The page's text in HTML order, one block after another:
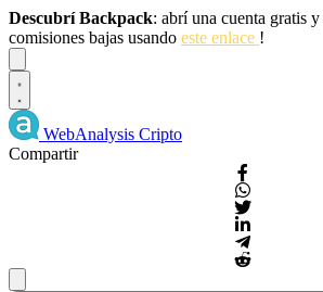
Descubrí Backpack: abrí una cuenta gratis
comisiones bajas usando este enlace !
WebAnalysis Cripto
Compartir